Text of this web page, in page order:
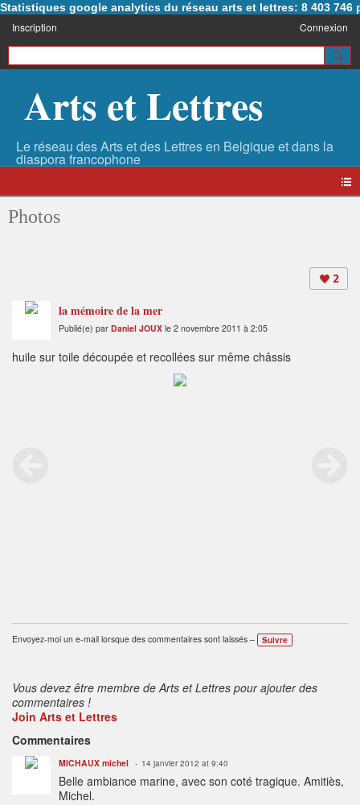
Statistiques google analytics du réseau arts et lettres: 8 403 746
Inscription Connexion
Arts et Lettres
Photos
2
la mémoire de la mer
Publié(e) par Daniel JOUX le 2 novembre 2011 à 2:05
huile sur toile découpée et recollées sur même châssis
Envoyez-moi un e-mail lorsque des commentaires sont laissés – Suivre
Vous devez être membre de Arts et Lettres pour ajouter des
commentaires !
Join Arts et Lettres
Commentaires
MICHAUX michel 14 janvier 2012 at 9:40
Belle ambiance marine, avec son coté tragique. Amitiès,
Michel.